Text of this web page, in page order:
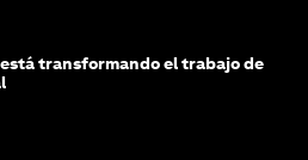
está transformando el trabajo de